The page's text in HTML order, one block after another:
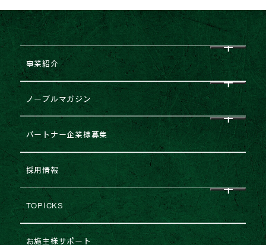
事業紹介
CEO挨拶
企業理念
会社概要
グループ企業一覧
沿革・変遷
ESGの取り組み
ノーブルマガジン
すべて
NEWS
レポート
パートナー企業様募集
企業提携・M&Aのご相談
建築協力業者様募集
不動産売却
採用情報
TOPICKS
2026年
お施主様サポート